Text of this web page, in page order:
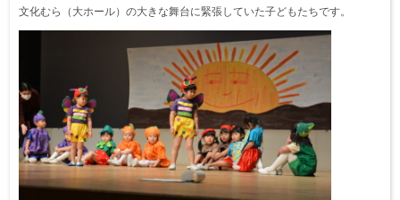
文化むら（大ホール）の大きな舞台に緊張していた子どもたちです。